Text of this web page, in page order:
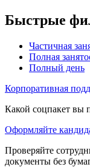
Быстрые
Частичная
Полная
Полный день
Корпоративная
Какой соцпакет вы
Оформляйте
Проверяйте
документы без